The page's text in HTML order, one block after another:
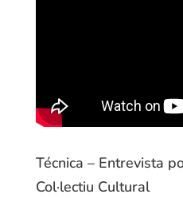
Técnica – Entrevista
Col·lectiu Cultural